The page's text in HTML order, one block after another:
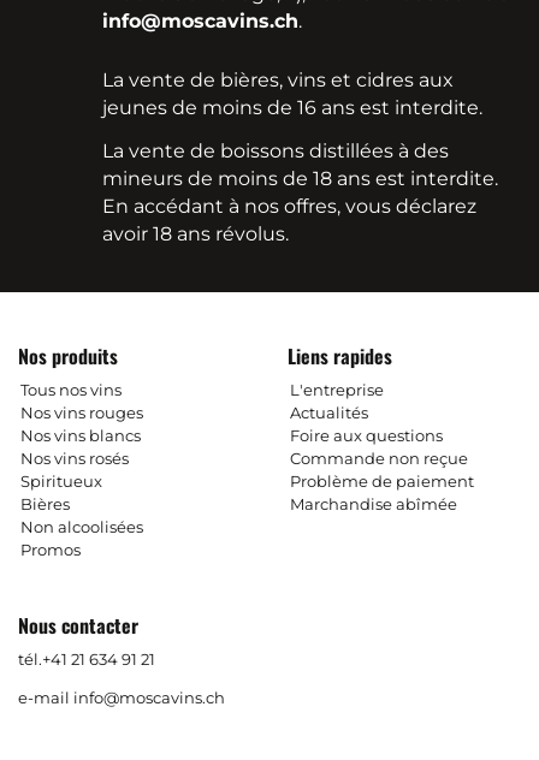
info@moscavins.ch.
La vente de bières, vins et cidres aux
jeunes de moins de 16 ans est interdite.
La vente de boissons distillées à des
mineurs de moins de 18 ans est interdite.
En accédant à nos offres, vous déclarez
avoir 18 ans révolus.
Nos produits
Tous nos vins
Nos vins rouges
Nos vins blancs
Nos vins rosés
Spiritueux
Bières
Non alcoolisées
Promos
Liens rapides
L'entreprise
Actualités
Foire aux questions
Commande non reçue
Problème de paiement
Marchandise abîmée
Nous contacter
tél.+41 21 634 91 21
e-mail info@moscavins.ch